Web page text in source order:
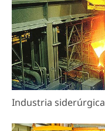
Industria siderúrgica